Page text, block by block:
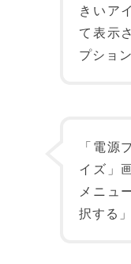
きいア
て表示
プショ
「電源
イズ」
メニュ
択する